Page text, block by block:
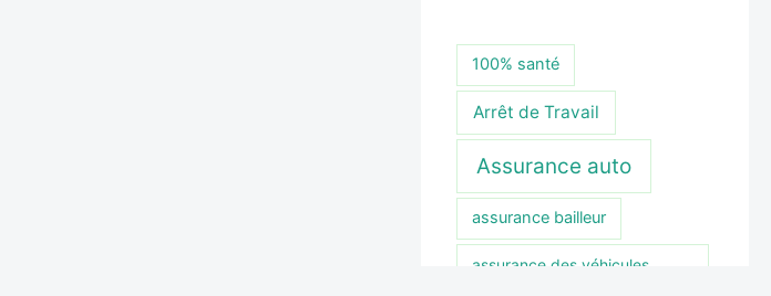
100% santé
Arrêt de Travail
Assurance auto
assurance bailleur
assurance des véhicules